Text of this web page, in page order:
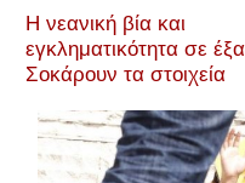
Η νεανική βία και
εγκληματικότητα σε
Σοκάρουν τα στοιχεία